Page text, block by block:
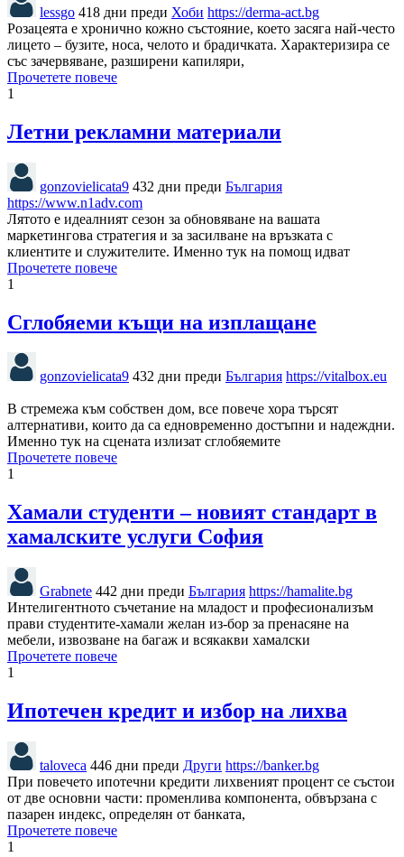
lessgo 418 дни преди Хоби https://derma-act.bg
Розацеята е хронично кожно състояние, което засяга най-често
лицето – бузите, носа, челото и брадичката. Характеризира се
със зачервяване, разширени капиляри,
Прочетете повече
1
Летни рекламни материали
gonzovielicata9 432 дни преди България
https://www.n1adv.com
Лятото е идеалният сезон за обновяване на вашата
маркетингова стратегия и за засилване на връзката с
клиентите и служителите. Именно тук на помощ идват
Прочетете повече
1
Сглобяеми къщи на изплащане
gonzovielicata9 432 дни преди България https://vitalbox.eu
В стремежа към собствен дом, все повече хора търсят
алтернативи, които да са едновременно достъпни и надеждни.
Именно тук на сцената излизат сглобяемите
Прочетете повече
1
Хамали студенти – новият стандарт в
хамалските услуги София
Grabnete 442 дни преди България https://hamalite.bg
Интелигентното съчетание на младост и професионализъм
прави студентите-хамали желан из-бор за пренасяне на
мебели, извозване на багаж и всякакви хамалски
Прочетете повече
1
Ипотечен кредит и избор на лихва
taloveca 446 дни преди Други https://banker.bg
При повечето ипотечни кредити лихвеният процент се състои
от две основни части: променлива компонента, обвързана с
пазарен индекс, определян от банката,
Прочетете повече
1